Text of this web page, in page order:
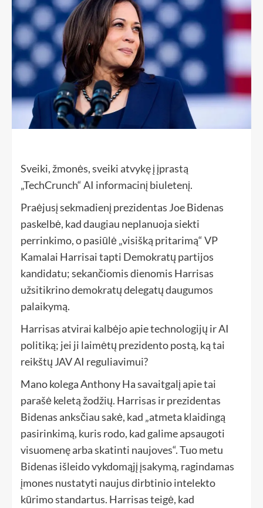
Sveiki, žmonės, sveiki atvykę į įprastą
„TechCrunch“ AI informacinį biuletenį.
Praėjusį sekmadienį prezidentas Joe Bidenas
paskelbė, kad daugiau neplanuoja siekti
perrinkimo, o pasiūlė „visišką pritarimą“ VP
Kamalai Harrisai tapti Demokratų partijos
kandidatu; sekančiomis dienomis Harrisas
užsitikrino demokratų delegatų daugumos
palaikymą.
Harrisas atvirai kalbėjo apie technologijų ir AI
politiką; jei ji laimėtų prezidento postą, ką tai
reikštų JAV AI reguliavimui?
Mano kolega Anthony Ha savaitgalį apie tai
parašė keletą žodžių. Harrisas ir prezidentas
Bidenas anksčiau sakė, kad „atmeta klaidingą
pasirinkimą, kuris rodo, kad galime apsaugoti
visuomenę arba skatinti naujoves“. Tuo metu
Bidenas išleido vykdomąjį įsakymą, ragindamas
įmones nustatyti naujus dirbtinio intelekto
kūrimo standartus. Harrisas teigė, kad